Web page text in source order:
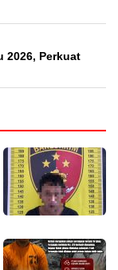
2026, Perkuat